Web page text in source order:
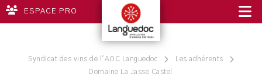
ESPACE PRO
Syndicat des vins de l'AOC Languedoc
Les adhérents
Domaine La Jasse Castel